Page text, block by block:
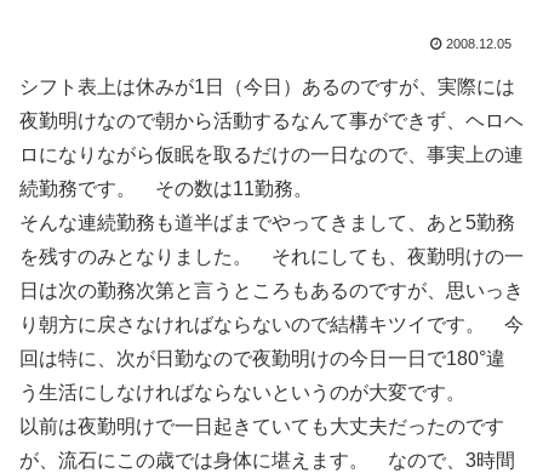
2008.12.05
シフト表上は休みが1日（今日）あるのですが、実際には
夜勤明けなので朝から活動するなんて事ができず、ヘロヘ
ロになりながら仮眠を取るだけの一日なので、事実上の連
続勤務です。 その数は11勤務。
そんな連続勤務も道半ばまでやってきまして、あと5勤務
を残すのみとなりました。 それにしても、夜勤明けの一
日は次の勤務次第と言うところもあるのですが、思いっき
り朝方に戻さなければならないので結構キツイです。 今
回は特に、次が日勤なので夜勤明けの今日一日で180°違
う生活にしなければならないというのが大変です。
以前は夜勤明けで一日起きていても大丈夫だったのです
が、流石にこの歳では身体に堪えます。 なので、3時間